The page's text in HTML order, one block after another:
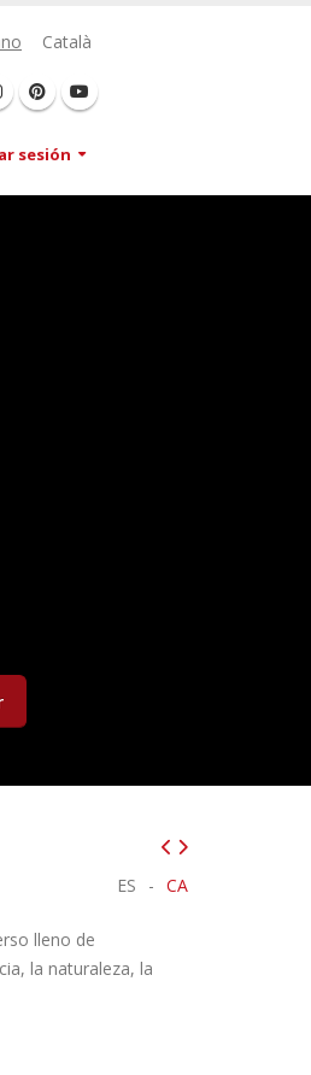
Català
sesión
CA
-
ES
lleno de
la naturaleza, la